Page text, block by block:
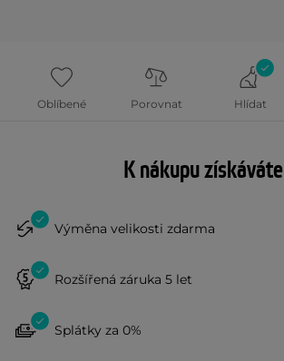
Oblíbené Porovnat Hlídat
K nákupu získáváte
Výměna velikosti zdarma
Rozšířená záruka 5 let
Splátky za 0%